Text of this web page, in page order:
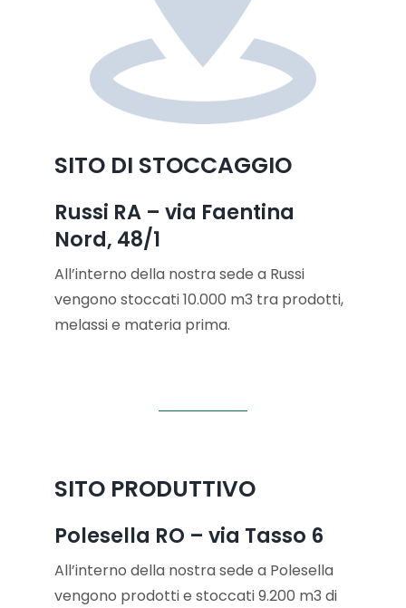
SITO DI STOCCAGGIO
Russi RA – via Faentina
Nord, 48/1
All’interno della nostra sede a Russi
vengono stoccati 10.000 m3 tra prodotti,
melassi e materia prima.
SITO PRODUTTIVO
Polesella RO – via Tasso 6
All’interno della nostra sede a Polesella
vengono prodotti e stoccati 9.200 m3 di